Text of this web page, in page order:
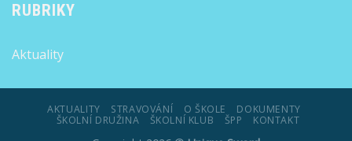
RUBRIKY
Aktuality
AKTUALITY STRAVOVÁNÍ O ŠKOLE
DOKUMENTY
ŠKOLNÍ DRUŽINA
ŠKOLNÍ KLUB ŠPP KONTAKT